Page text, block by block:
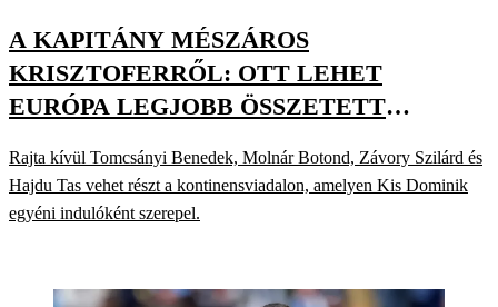
A KAPITÁNY MÉSZÁROS
KRISZTOFERRŐL: OTT LEHET
EURÓPA LEGJOBB ÖSSZETETT
Rajta kívül Tomcsányi Benedek, Molnár Botond, Závory Szilárd és
Hajdu Tas vehet részt a kontinensviadalon, amelyen Kis Dominik
egyéni indulóként szerepel.